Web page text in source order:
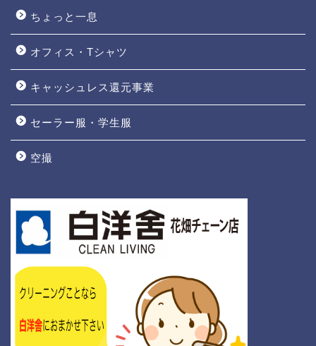
ちょっと一息
オフィス・Tシャツ
キャッシュレス還元事業
セーラー服・学生服
空撮